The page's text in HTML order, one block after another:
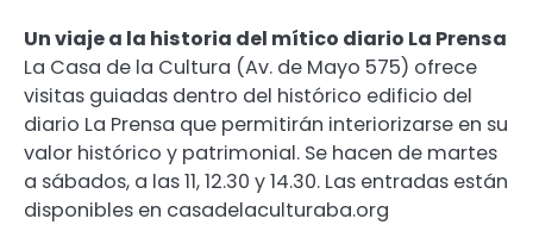
Un viaje a la historia del mítico diario La Prensa
La Casa de la Cultura (Av. de Mayo 575) ofrece
visitas guiadas dentro del histórico edificio del
diario La Prensa que permitirán interiorizarse en su
valor histórico y patrimonial. Se hacen de martes
a sábados, a las 11, 12.30 y 14.30. Las entradas están
disponibles en casadelaculturaba.org